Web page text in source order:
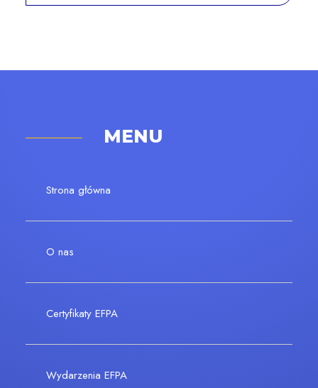
MENU
Strona główna
O nas
Certyfikaty EFPA
Wydarzenia EFPA